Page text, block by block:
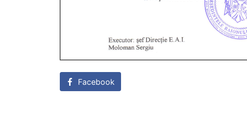
Facebook